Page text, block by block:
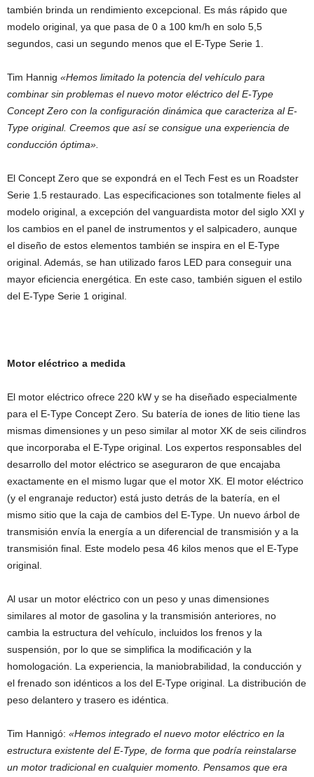
también brinda un rendimiento excepcional. Es más rápido que
modelo original, ya que pasa de 0 a 100 km/h en solo 5,5
segundos, casi un segundo menos que el E-Type Serie 1.
Tim Hannig «Hemos limitado la potencia del vehículo para
combinar sin problemas el nuevo motor eléctrico del E-Type
Concept Zero con la configuración dinámica que caracteriza al E-
Type original. Creemos que así se consigue una experiencia de
conducción óptima».
El Concept Zero que se expondrá en el Tech Fest es un Roadster
Serie 1.5 restaurado. Las especificaciones son totalmente fieles al
modelo original, a excepción del vanguardista motor del siglo XXI y
los cambios en el panel de instrumentos y el salpicadero, aunque
el diseño de estos elementos también se inspira en el E-Type
original. Además, se han utilizado faros LED para conseguir una
mayor eficiencia energética. En este caso, también siguen el estilo
del E-Type Serie 1 original.
Motor eléctrico a medida
El motor eléctrico ofrece 220 kW y se ha diseñado especialmente
para el E-Type Concept Zero. Su batería de iones de litio tiene las
mismas dimensiones y un peso similar al motor XK de seis cilindros
que incorporaba el E-Type original. Los expertos responsables del
desarrollo del motor eléctrico se aseguraron de que encajaba
exactamente en el mismo lugar que el motor XK. El motor eléctrico
(y el engranaje reductor) está justo detrás de la batería, en el
mismo sitio que la caja de cambios del E-Type. Un nuevo árbol de
transmisión envía la energía a un diferencial de transmisión y a la
transmisión final. Este modelo pesa 46 kilos menos que el E-Type
original.
Al usar un motor eléctrico con un peso y unas dimensiones
similares al motor de gasolina y la transmisión anteriores, no
cambia la estructura del vehículo, incluidos los frenos y la
suspensión, por lo que se simplifica la modificación y la
homologación. La experiencia, la maniobrabilidad, la conducción y
el frenado son idénticos a los del E-Type original. La distribución de
peso delantero y trasero es idéntica.
Tim Hannigó: «Hemos integrado el nuevo motor eléctrico en la
estructura existente del E-Type, de forma que podría reinstalarse
un motor tradicional en cualquier momento. Pensamos que era